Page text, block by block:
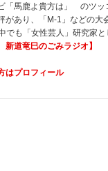
「馬鹿よ貴方は」 のツッ
があり、「M-1」などの
も「女性芸人」研究家
道竜巳のごみラジオ】
はプロフィール